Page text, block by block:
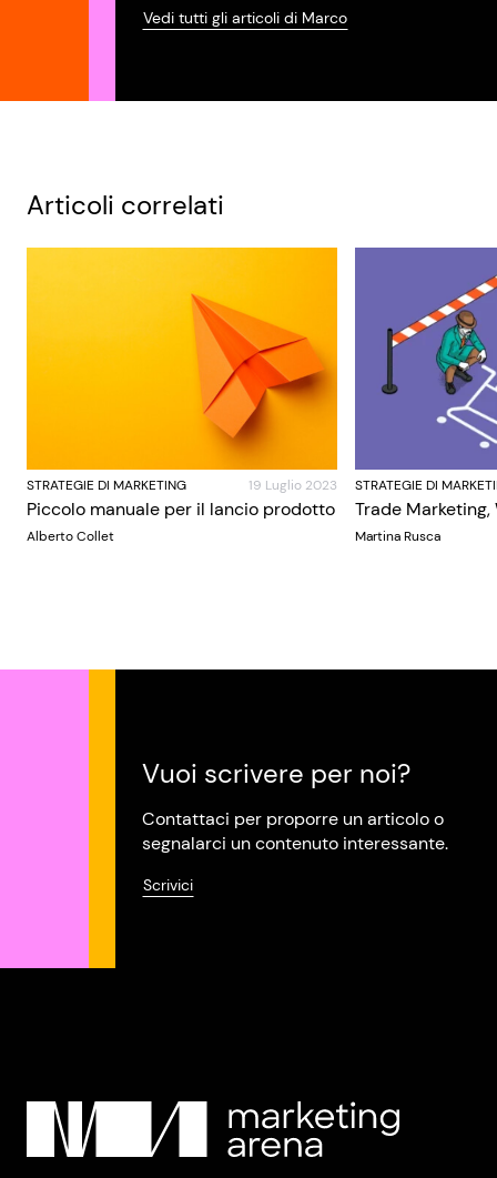
Vedi tutti gli articoli di Marco
Articoli correlati
STRATEGIE DI MARKETING 19 Luglio 2023
Piccolo manuale per il lancio prodotto
Alberto Collet
STRATEGIE DI
Trade Marketing,
Martina Rusca
Vuoi scrivere per noi?
Contattaci per proporre un articolo o
segnalarci un contenuto interessante.
Scrivici